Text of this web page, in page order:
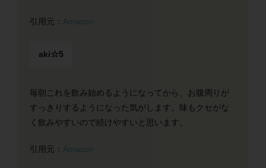
引用元： Amazon
aki☆5
毎朝これを飲み始めるようになってから、お腹周りが
すっきりするようになった気がします。味もクセがな
く飲みやすいので続けやすいと思います。
引用元： Amazon